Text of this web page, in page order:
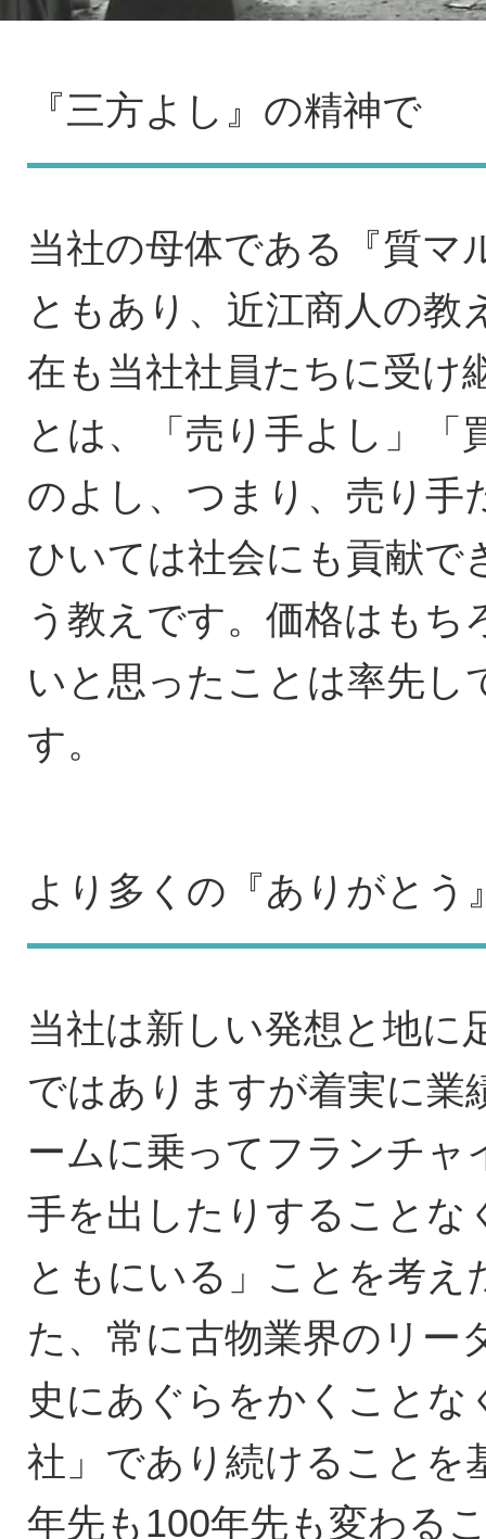
『三方よし』の精神で
当社の母体である『質マ
ともあり、近江商人の教
在も当社社員たちに受け
とは、「売り手よし」「
のよし、つまり、売り手
ひいては社会にも貢献で
う教えです。価格はも
いと思ったことは率先し
す。
より多くの『ありがと
当社は新しい発想と地に
ではありますが着実に業
ームに乗ってフランチャ
手を出したりすることな
ともにいる」ことを考
た、常に古物業界のリー
史にあぐらをかくこと
社」であり続けることを
年先も100年先も変わる
プラ
サイ
お問